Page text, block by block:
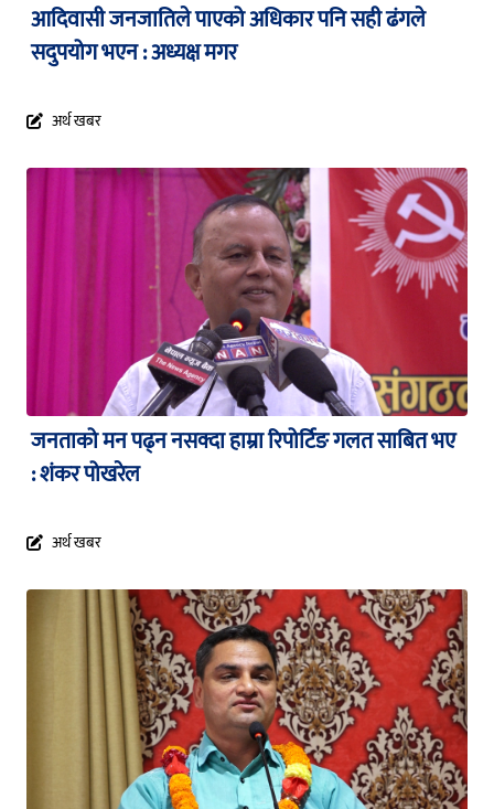
आदिवासी जनजातिले पाएको अधिकार पनि सही ढंगले
सदुपयोग भएन : अध्यक्ष मगर
अर्थ खबर
जनताको मन पढ्न नसक्दा हाम्रा रिपोर्टिङ गलत साबित भए
: शंकर पोखरेल
अर्थ खबर